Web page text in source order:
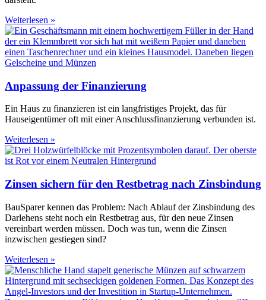
Weiterlesen »
Anpassung der Finanzierung
Ein Haus zu finanzieren ist ein langfristiges Projekt, das für
Hauseigentümer oft mit einer Anschlussfinanzierung verbunden ist.
Weiterlesen »
Zinsen sichern für den Restbetrag nach Zinsbindung
BauSparer kennen das Problem: Nach Ablauf der Zinsbindung des
Darlehens steht noch ein Restbetrag aus, für den neue Zinsen
vereinbart werden müssen. Doch was tun, wenn die Zinsen
inzwischen gestiegen sind?
Weiterlesen »